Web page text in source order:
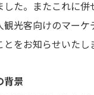
した。またこれに併
観光客向けのマーケ
をお知らせいたし
背景